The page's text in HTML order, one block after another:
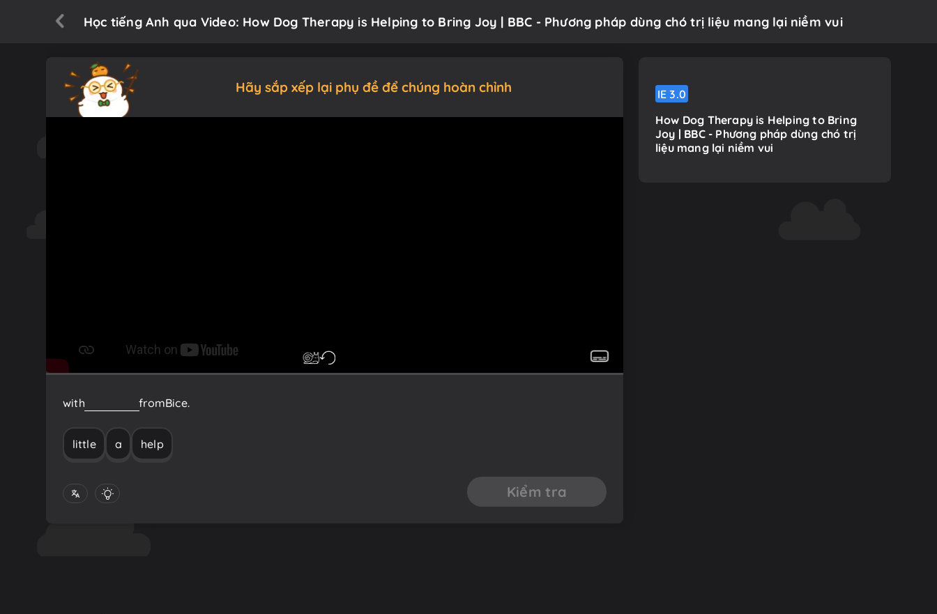
Học tiếng Anh qua Video: How Dog Therapy is Helping to Bring Joy | BBC - Phương pháp dùng chó trị liệu mang lại niềm vui
Hãy sắp xếp lại phụ đề để chúng hoàn chỉnh
with helpfromBice.
little a help
Kiểm tra
IE3.0
How Dog Therapy is Helping to Bring
Joy | BBC - Phương pháp dùng chó trị
liệu mang lại niềm vui